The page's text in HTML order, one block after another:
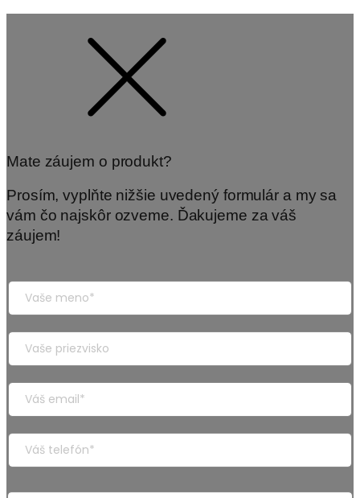
Mate záujem o produkt?
Prosím, vyplňte nižšie uvedený formulár a my sa
vám čo najskôr ozveme. Ďakujeme za váš
záujem!